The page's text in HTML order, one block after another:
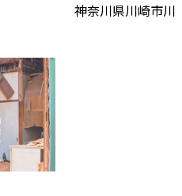
神奈川県川崎市川